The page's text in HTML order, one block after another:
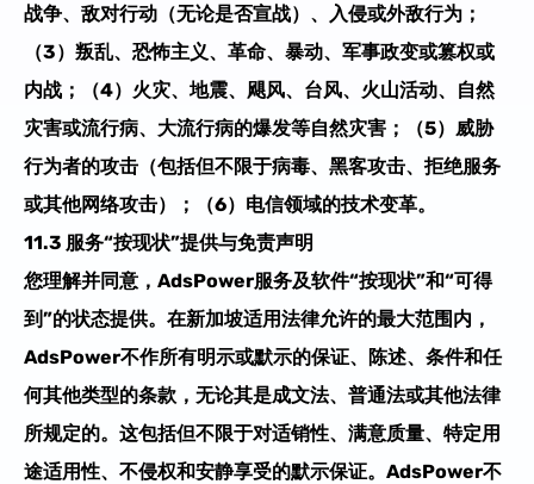
战争、敌对行动（无论是否宣战）、入侵或外敌行为；
（3） 叛乱、恐怖主义、革命、暴动、军事政变或篡权或
内战；
（4） 火灾、地震、飓风、台风、火山活动、自然
灾害或流行病、大流行病的爆发等自然灾害；
（5） 威胁
行为者的攻击（包括但不限于病毒、黑客攻击、拒绝服务
或其他网络攻击）；
（6） 电信领域的技术变革。
11.3 服务“按现状”提供与免责声明​
您理解并同意，AdsPower服务及软件“按现状”和“可得
到”的状态提供。在新加坡适用法律允许的最大范围内，
AdsPower不作所有明示或默示的保证、陈述、条件和任
何其他类型的条款，无论其是成文法、普通法或其他法律
所规定的。这包括但不限于对适销性、满意质量、特定用
途适用性、不侵权和安静享受的默示保证。AdsPower不